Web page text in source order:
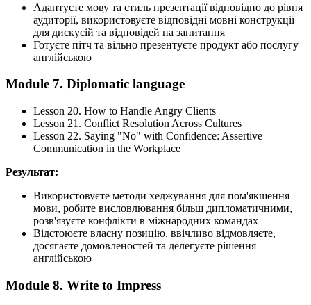
Адаптуєте мову та стиль презентації відповідно до рівня
аудиторії, використовуєте відповідні мовні конструкції
для дискусій та відповідей на запитання
Готуєте пітч та вільно презентуєте продукт або послугу
англійською
Module 7. Diplomatic language
Lesson 20. How to Handle Angry Clients
Lesson 21. Conflict Resolution Across Cultures
Lesson 22. Saying "No" with Confidence: Assertive
Communication in the Workplace
Результат:
Використовуєте методи хеджування для пом'якшення
мови, робите висловлювання більш дипломатичними,
розв'язуєте конфлікти в міжнародних командах
Відстоюєте власну позицію, ввічливо відмовляєте,
досягаєте домовленостей та делегуєте рішення
англійською
Module 8. Write to Impress